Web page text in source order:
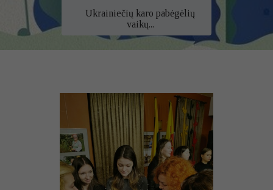
Ukrainiečių karo pabėgėlių
vaikų...